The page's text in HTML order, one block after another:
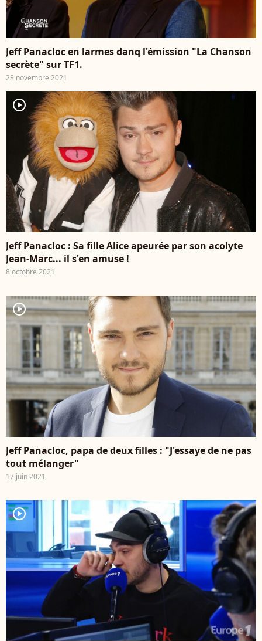
Jeff Panacloc en larmes danq l'émission "La Chanson
secrète" sur TF1.
28 novembre 2021
player2
Jeff Panacloc : Sa fille Alice apeurée par son acolyte
Jean-Marc... il s'en amuse !
8 octobre 2021
player2
Jeff Panacloc, papa de deux filles : "J'essaye de ne pas
tout mélanger"
17 juin 2021
player2